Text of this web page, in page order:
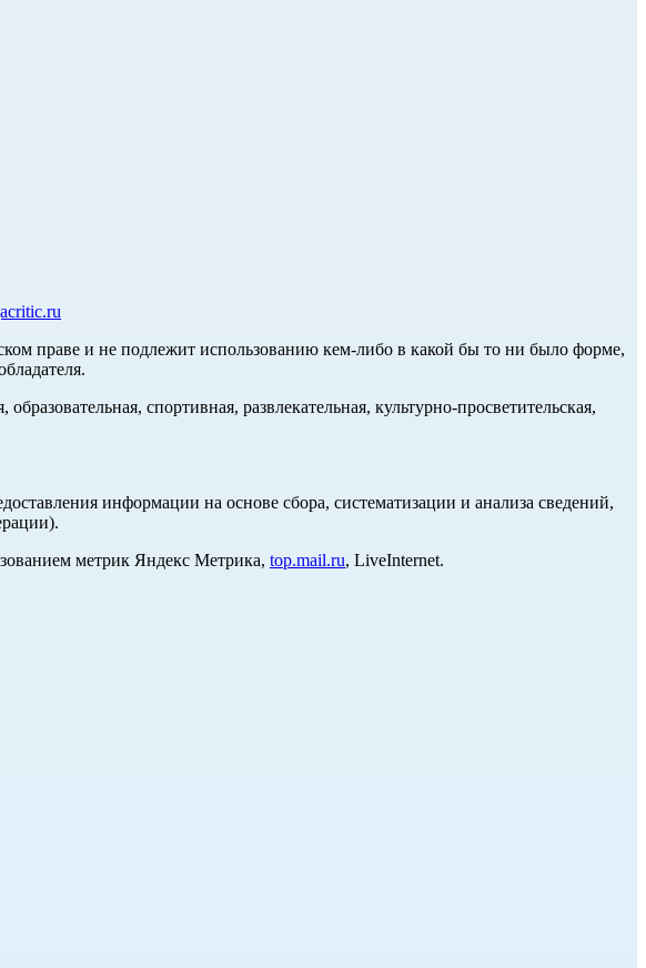
праве и не подлежит использованию кем-либо в какой бы то ни было форме,
спортивная, развлекательная, культурно-просветительская,
информации на основе сбора, систематизации и анализа сведений,
метрик Яндекс Метрика, top.mail.ru, LiveInternet.